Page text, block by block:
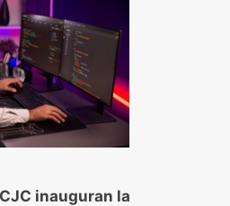
inauguran la